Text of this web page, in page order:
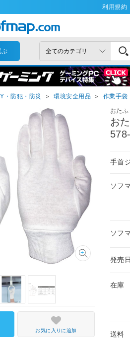
利用規約
ぶ
・防犯・防災 ＞ 環境安全用品 ＞ 作業手袋
おた
お
手首
ソフ
ソフ
発売日
在庫
送料
お気に入りに追加